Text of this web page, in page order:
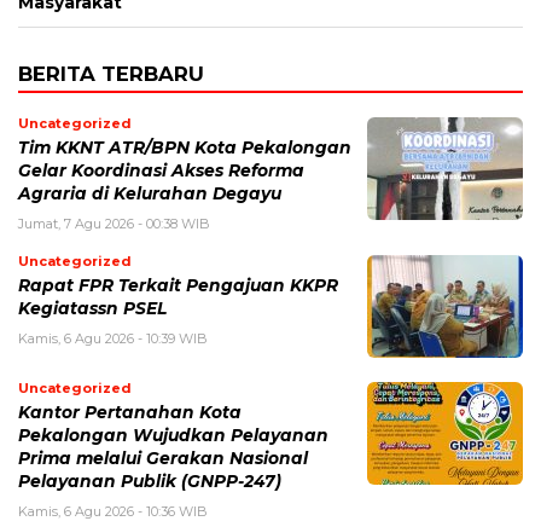
BERITA TERBARU
Uncategorized
Tim KKNT ATR/BPN Kota Pekalongan
Gelar Koordinasi Akses Reforma
Agraria di Kelurahan Degayu
Jumat, 7 Agu 2026 - 00:38 WIB
Uncategorized
Rapat FPR Terkait Pengajuan KKPR
Kegiatassn PSEL
Kamis, 6 Agu 2026 - 10:39 WIB
Uncategorized
Kantor Pertanahan Kota
Pekalongan Wujudkan Pelayanan
Prima melalui Gerakan Nasional
Pelayanan Publik (GNPP-247)
Kamis, 6 Agu 2026 - 10:36 WIB